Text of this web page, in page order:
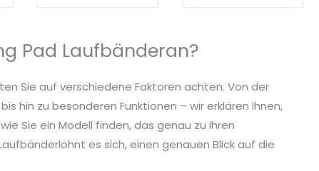
Pad Laufbänderan?
Sie auf verschiedene Faktoren achten. Von der
hin zu besonderen Funktionen – wir erklären Ihnen,
Sie ein Modell finden, das genau zu Ihren
es sich, einen genauen Blick auf die